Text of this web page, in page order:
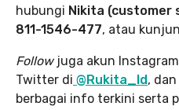
hubungi Nikita (customer
811-1546-477, atau
Follow juga akun
Twitter di @Rukita_Id, dan
berbagai info terkini serta